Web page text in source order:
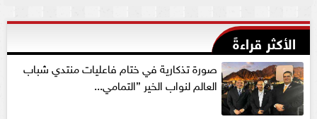
الأكثر قراءةً
صورة تذكارية في ختام فاعليات منتدي شباب
العالم لنواب الخير ”التمامي...